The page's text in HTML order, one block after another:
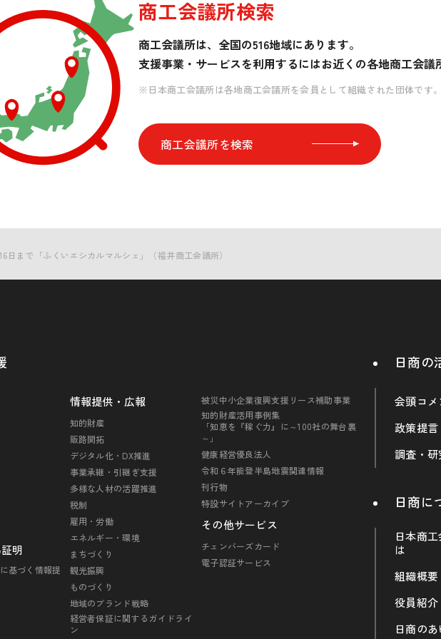
商工会議所検索
商工会議所は、全国の516地域にあります。
支援事業・サービスを利用するにはお近くの各地商工会議
※日本商工会議所は各地商工会議所を会員として組織された団体です。
商工会議所を検索
16日まで「ふくいエシカルマルシェ」（福井商工会議所）
明
基づく情報提
情報提供・広報
知的財産
販路開拓
デジタル化・DX推進
事業承継・引継ぎ支援
多様な人材の活躍推進
税制
雇用・労働
エネルギー・環境
まちづくり
観光振興
ものづくり
地域のブランド戦略
経営者保証に関するガイドライ
ン
被災中小企業復興支援リース補助事業
知的財産活用事例集
「知恵を『稼ぐ力』に～100社の舞台裏
～」
健康経営優良法人
令和６年能登半島地震関連情報
刊行物
特設サイトアーカイブ
その他サービス
チェンバーズカード
電子認証サービス
日商の
会頭コメ
政策提言
調査・研
日商に
日本商
は
組織概要
役員紹介
日商の